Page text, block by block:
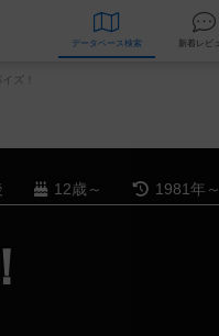
データベース 検索
ズ！
12歳～ 1981年～